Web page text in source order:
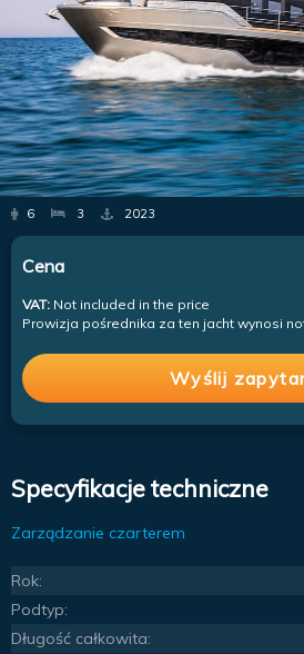
6 3 2023
Cena
VAT: Not included in the price
Prowizja pośrednika za ten jacht wynosi
Wyślij
Specyfikacje techniczne
Zarządzanie czarterem
Rok:
Podtyp:
Długość całkowita: